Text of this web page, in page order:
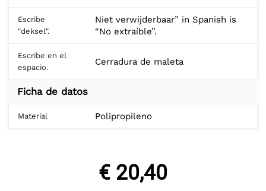
Escribe
"deksel".
Niet verwijderbaar” in Spanish is
“No extraíble”.
Escribe en el
espacio.
Cerradura de maleta
Ficha de datos
Material Polipropileno
€ 20,40